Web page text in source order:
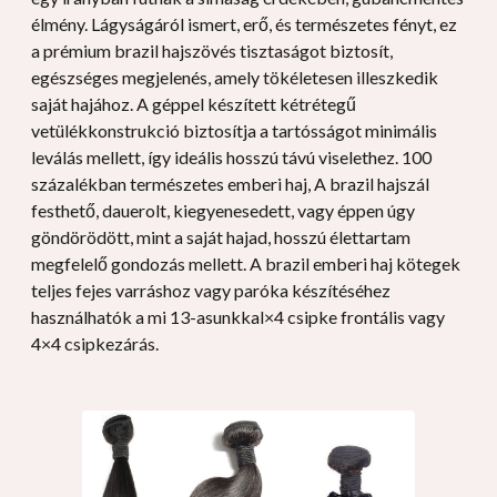
élmény. Lágyságáról ismert, erő, és természetes fényt, ez
a prémium brazil hajszövés tisztaságot biztosít,
egészséges megjelenés, amely tökéletesen illeszkedik
saját hajához. A géppel készített kétrétegű
vetülékkonstrukció biztosítja a tartósságot minimális
leválás mellett, így ideális hosszú távú viselethez. 100
százalékban természetes emberi haj, A brazil hajszál
festhető, dauerolt, kiegyenesedett, vagy éppen úgy
göndörödött, mint a saját hajad, hosszú élettartam
megfelelő gondozás mellett. A brazil emberi haj kötegek
teljes fejes varráshoz vagy paróka készítéséhez
használhatók a mi 13-asunkkal×4 csipke frontális vagy
4×4 csipkezárás.